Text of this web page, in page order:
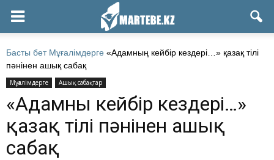
Басты бет Мұғалімдерге «Адамның кейбір кездері…» қазақ тілі
пәнінен ашық сабақ
Мұғалімдерге Ашық сабақтар
«Адамның кейбір кездері…»
қазақ тілі пәнінен ашық
сабақ